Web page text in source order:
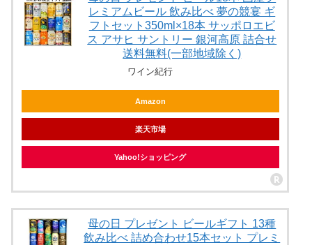
レミアムビール 飲み比べ 夢の競宴 ギ
フトセット350ml×18本 サッポロエビ
ス アサヒ サントリー 銀河高原 詰合せ
送料無料(一部地域除く)
ワイン紀行
Amazon
楽天市場
Yahoo!ショッピング
母の日 プレゼント ビールギフト 13種
飲み比べ 詰め合わせ15本セット プレミ